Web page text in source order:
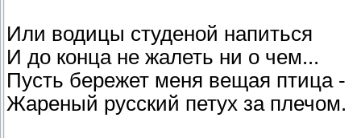
Или водицы студеной напиться
И до конца не жалеть ни о чем...
Пусть бережет меня вещая птица -
Жареный русский петух за плечом.